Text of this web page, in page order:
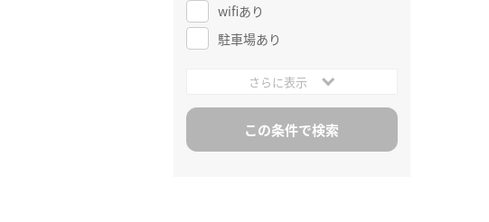
wifiあり
駐車場あり
さらに表示